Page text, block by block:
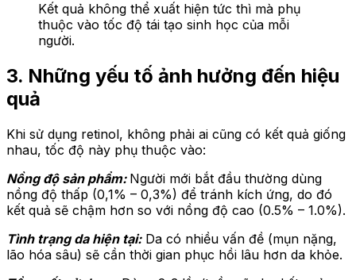
Kết quả không thể xuất hiện tức thì mà phụ
thuộc vào tốc độ tái tạo sinh học của mỗi
người.
3. Những yếu tố ảnh hưởng đến hiệu
quả
Khi sử dụng retinol, không phải ai cũng có kết quả giống
nhau, tốc độ này phụ thuộc vào:
Nồng độ sản phẩm: Người mới bắt đầu thường dùng
nồng độ thấp (0,1% – 0,3%) để tránh kích ứng, do đó
kết quả sẽ chậm hơn so với nồng độ cao (0.5% – 1.0%).
Tình trạng da hiện tại:Da có nhiều vấn đề (mụn nặng,
lão hóa sâu) sẽ cần thời gian phục hồi lâu hơn da khỏe.